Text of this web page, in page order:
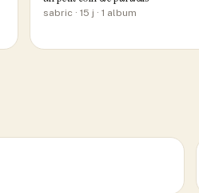
sabric · 15 j · 1 album